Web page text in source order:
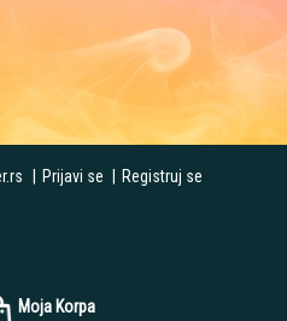
Prijavi se Registruj se
Moja Korpa